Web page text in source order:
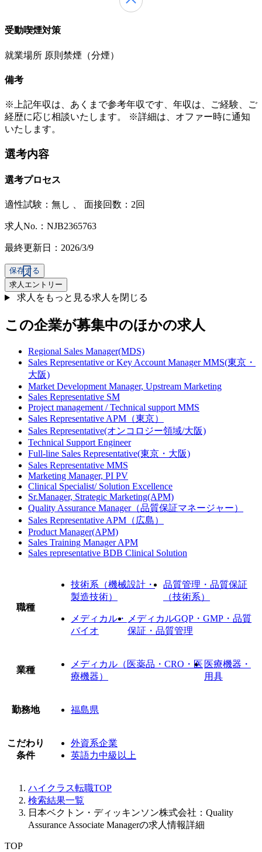
受動喫煙対策
就業場所 原則禁煙（分煙）
備考
※上記年収は、あくまで参考年収です、年収は、ご経験、ご
経歴に応じ相談いたします。 ※詳細は、オファー時に通知
いたします。
選考内容
選考プロセス
適性試験： 無し 面接回数：2回
求人No.：NJB2365763
最終更新日：2026/3/9
保存する
求人エントリー
求人をもっと見る求人を閉じる
この企業が募集中のほかの求人
Regional Sales Manager(MDS)
Sales Representative or Key Account Manager MMS(東京・
大阪)
Market Development Manager, Upstream Marketing
Sales Representative SM
Project management / Technical support MMS
Sales Representative APM（東京）
Sales Representative(オンコロジー領域/大阪)
Technical Support Engineer
Full-line Sales Representative(東京・大阪)
Sales Representative MMS
Marketing Manager, PI PV
Clinical Specialist/ Solution Excellence
Sr.Manager, Strategic Marketing(APM)
Quality Assurance Manager（品質保証マネージャー）
Sales Representative APM（広島）
Product Manager(APM)
Sales Training Manager APM
Sales representative BDB Clinical Solution
職種
技術系（機械設計・
製造技術）
品質管理・品質保証
（技術系）
メディカル・
バイオ
メディカルGQP・GMP・品質
保証・品質管理
業種
メディカル（医薬品・CRO・医
療機器）
医療機器・
用具
勤務地 福島県
こだわり
条件
外資系企業
英語力中級以上
ハイクラス転職TOP
検索結果一覧
日本ベクトン・ディッキンソン株式会社：Quality
Assurance Associate Managerの求人情報詳細
TOP